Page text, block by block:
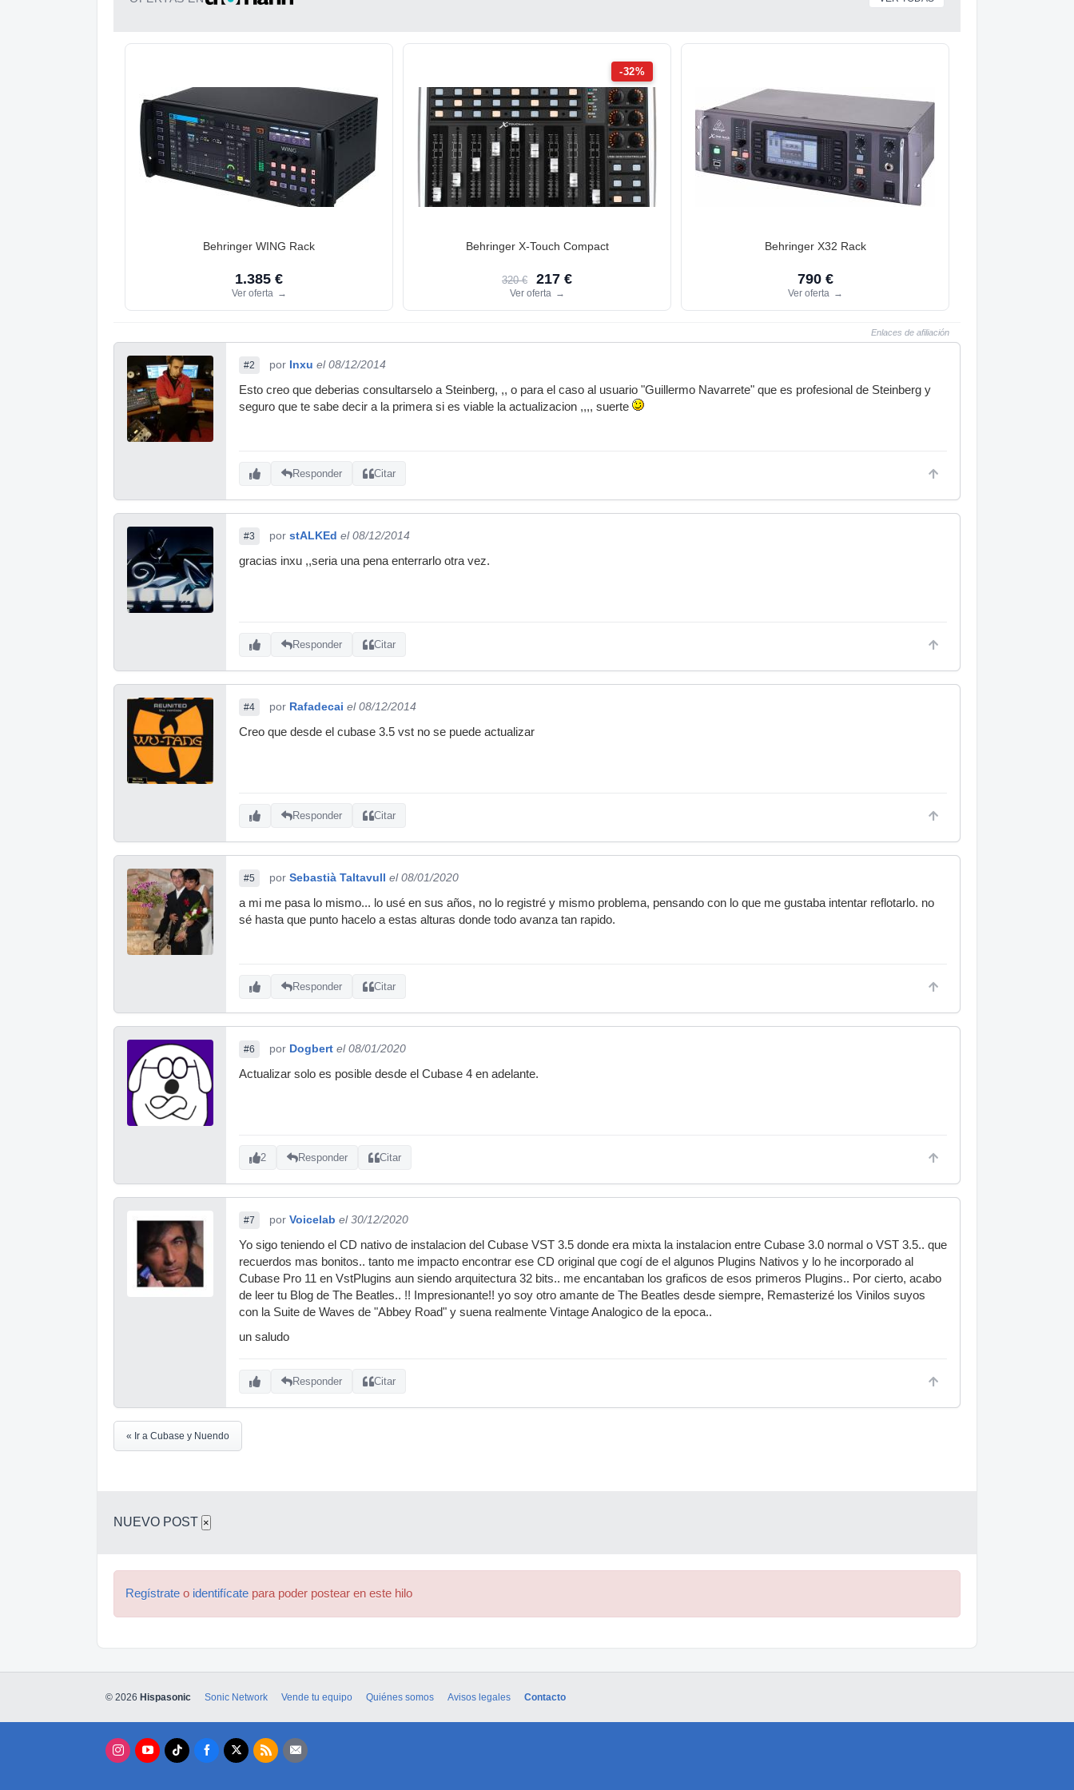
Behringer WING Rack
1.385 €
Ver oferta →
-32%
Behringer X-Touch Compact
320 € 217 €
Ver oferta →
Behringer X32 Rack
790 €
Ver oferta →
Enlaces de afiliación
#2 por Inxu el 08/12/2014
Esto creo que deberias consultarselo a Steinberg, ,, o para el caso al usuario "Guillermo Navarrete" que es profesional de Steinberg y
seguro que te sabe decir a la primera si es viable la actualizacion ,,,, suerte
Responder Citar
#3 por stALKEd el 08/12/2014
gracias inxu ,,seria una pena enterrarlo otra vez.
Responder Citar
#4 por Rafadecai el 08/12/2014
Creo que desde el cubase 3.5 vst no se puede actualizar
Responder Citar
#5 por Sebastià Taltavull el 08/01/2020
a mi me pasa lo mismo... lo usé en sus años, no lo registré y mismo problema, pensando con lo que me gustaba intentar reflotarlo. no
sé hasta que punto hacelo a estas alturas donde todo avanza tan rapido.
Responder Citar
#6 por Dogbert el 08/01/2020
Actualizar solo es posible desde el Cubase 4 en adelante.
2 Responder Citar
#7 por Voicelab el 30/12/2020
Yo sigo teniendo el CD nativo de instalacion del Cubase VST 3.5 donde era mixta la instalacion entre Cubase 3.0 normal o VST 3.5.. que
recuerdos mas bonitos.. tanto me impacto encontrar ese CD original que cogí de el algunos Plugins Nativos y lo he incorporado al
Cubase Pro 11 en VstPlugins aun siendo arquitectura 32 bits.. me encantaban los graficos de esos primeros Plugins.. Por cierto, acabo
de leer tu Blog de The Beatles.. !! Impresionante!! yo soy otro amante de The Beatles desde siempre, Remasterizé los Vinilos suyos
con la Suite de Waves de "Abbey Road" y suena realmente Vintage Analogico de la epoca..
un saludo
Responder Citar
« Ir a Cubase y Nuendo
NUEVO POST ×
Regístrate o identifícate para poder postear en este hilo
© 2026 Hispasonic Sonic Network Vende tu equipo Quiénes somos Avisos legales Contacto